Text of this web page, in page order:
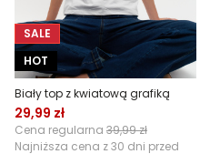
SALE
HOT
Biały top z kwiatową grafiką
29,99 zł
Cena regularna 39,99 zł
Najniższa cena z 30 dni przed